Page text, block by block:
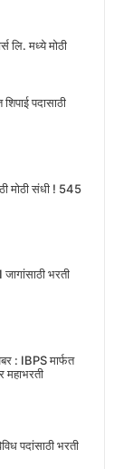
लि. मध्ये मोठी
पदासाठी
मोठी संधी ! 545
भरती
: IBPS मार्फत
महाभरती
पदांसाठी भरती